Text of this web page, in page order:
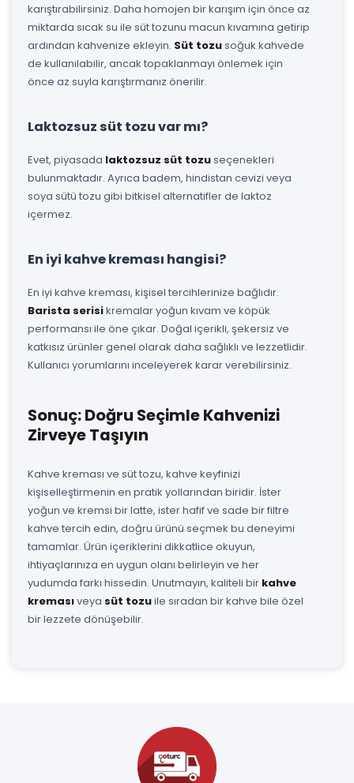
karıştırabilirsiniz. Daha homojen bir karışım için önce az
miktarda sıcak su ile süt tozunu macun kıvamına getirip
ardından kahvenize ekleyin. Süt tozusoğuk kahvede
de kullanılabilir, ancak topaklanmayı önlemek için
önce az suyla karıştırmanız önerilir.
Laktozsuz süt tozu var mı?
Evet, piyasada laktozsuz süt tozuseçenekleri
bulunmaktadır. Ayrıca badem, hindistan cevizi veya
soya sütü tozu gibi bitkisel alternatifler de laktoz
içermez.
En iyi kahve kreması hangisi?
En iyi kahve kreması, kişisel tercihlerinize bağlıdır.
Barista serisikremalar yoğun kıvam ve köpük
performansı ile öne çıkar. Doğal içerikli, şekersiz ve
katkısız ürünler genel olarak daha sağlıklı ve lezzetlidir.
Kullanıcı yorumlarını inceleyerek karar verebilirsiniz.
Sonuç: Doğru Seçimle Kahvenizi
Zirveye Taşıyın
Kahve kreması ve süt tozu, kahve keyfinizi
kişiselleştirmenin en pratik yollarından biridir. İster
yoğun ve kremsi bir latte, ister hafif ve sade bir filtre
kahve tercih edin, doğru ürünü seçmek bu deneyimi
tamamlar. Ürün içeriklerini dikkatlice okuyun,
ihtiyaçlarınıza en uygun olanı belirleyin ve her
yudumda farkı hissedin. Unutmayın, kaliteli bir kahve
kremasıveya süt tozuile sıradan bir kahve bile özel
bir lezzete dönüşebilir.